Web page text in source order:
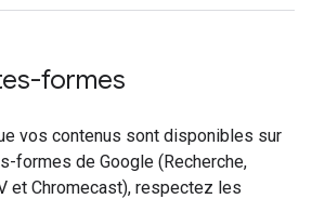
formes
vos contenus sont disponibles sur
formes de Google (Recherche,
et Chromecast), respectez les